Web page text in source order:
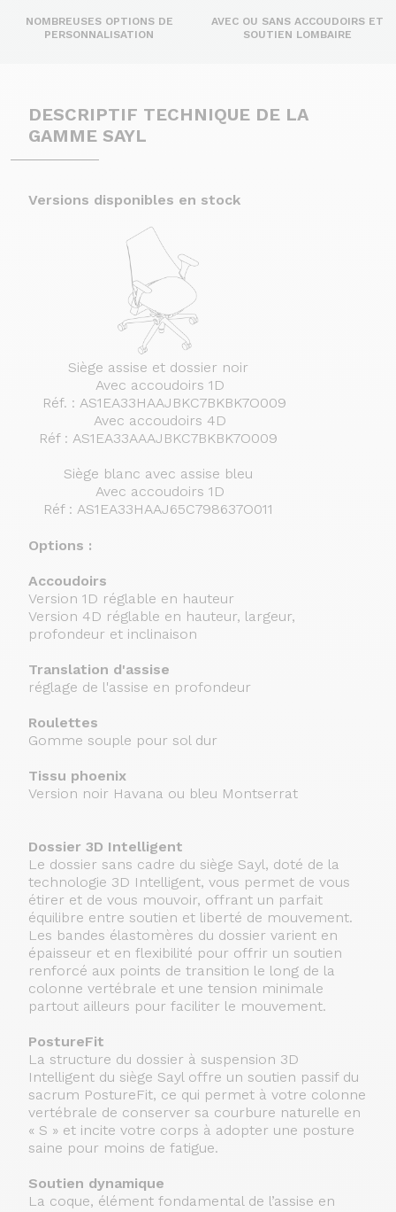
NOMBREUSES OPTIONS DE
PERSONNALISATION
AVEC OU SANS ACCOUDOIRS ET
SOUTIEN LOMBAIRE
DESCRIPTIF TECHNIQUE DE LA
GAMME SAYL
Versions disponibles en stock
Siège assise et dossier noir
Avec accoudoirs 1D
Réf. : AS1EA33HAAJBKC7BKBK7O009
Avec accoudoirs 4D
Réf : AS1EA33AAAJBKC7BKBK7O009
Siège blanc avec assise bleu
Avec accoudoirs 1D
Réf : AS1EA33HAAJ65C798637O011
Options :
Accoudoirs
Version 1D réglable en hauteur
Version 4D réglable en hauteur, largeur,
profondeur et inclinaison
Translation d'assise
réglage de l'assise en profondeur
Roulettes
Gomme souple pour sol dur
Tissu phoenix
Version noir Havana ou bleu Montserrat
Dossier 3D Intelligent
Le dossier sans cadre du siège Sayl, doté de la
technologie 3D Intelligent, vous permet de vous
étirer et de vous mouvoir, offrant un parfait
équilibre entre soutien et liberté de mouvement.
Les bandes élastomères du dossier varient en
épaisseur et en flexibilité pour offrir un soutien
renforcé aux points de transition le long de la
colonne vertébrale et une tension minimale
partout ailleurs pour faciliter le mouvement.
PostureFit
La structure du dossier à suspension 3D
Intelligent du siège Sayl offre un soutien passif du
sacrum PostureFit, ce qui permet à votre colonne
vertébrale de conserver sa courbure naturelle en
« S » et incite votre corps à adopter une posture
saine pour moins de fatigue.
Soutien dynamique
La coque, élément fondamental de l’assise en